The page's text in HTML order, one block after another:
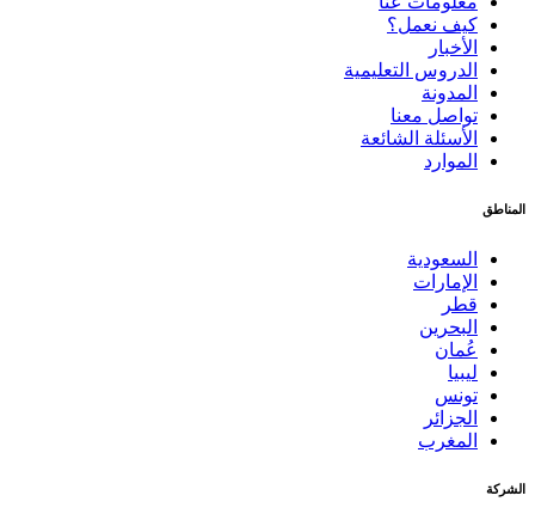
كيف نعمل؟
الأخبار
الدروس التعليمية
المدونة
تواصل معنا
الأسئلة الشائعة
الموارد
المناطق
السعودية
الإمارات
قطر
البحرين
عُمان
ليبيا
تونس
الجزائر
المغرب
الشركة